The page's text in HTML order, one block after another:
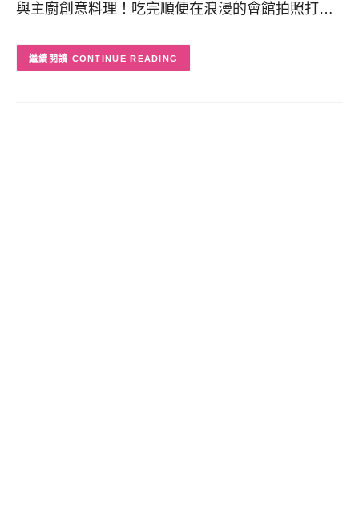
與主廚創意料理！吃完順便在浪漫的會館拍照打…
CONTINUE READING